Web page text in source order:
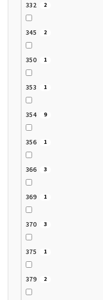
332 2
345 2
350 1
353 1
354 9
356 1
366 3
369 1
370 3
375 1
379 2